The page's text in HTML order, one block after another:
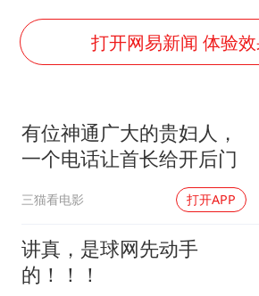
今日立秋你咬
欧阳娜娜窦靖
夯实基础开新
打开网易新闻 体验
有位神通广大的贵妇人，
一个电话让首长给开后门
三猫看电影 打开APP
讲真，是球网先动手
的！！！